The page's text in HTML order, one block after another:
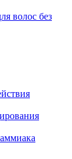
волос без